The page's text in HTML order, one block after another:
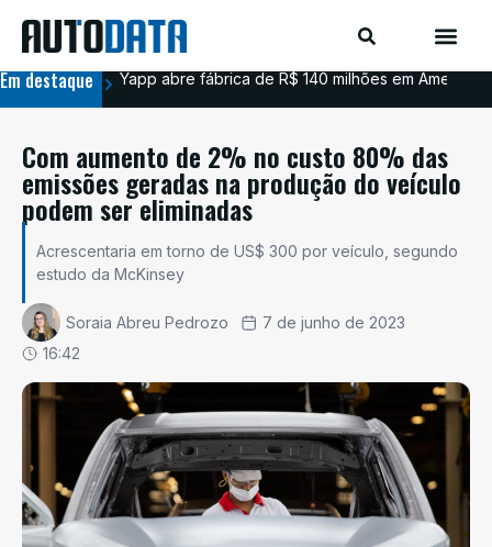
Em destaque Yapp abre fábrica de R$ 140 milhões em
Com aumento de 2% no custo 80% das
emissões geradas na produção do veículo
podem ser eliminadas
Acrescentaria em torno de US$ 300 por veículo, segundo
estudo da McKinsey
Soraia Abreu Pedrozo
7 de junho de 2023
16:42